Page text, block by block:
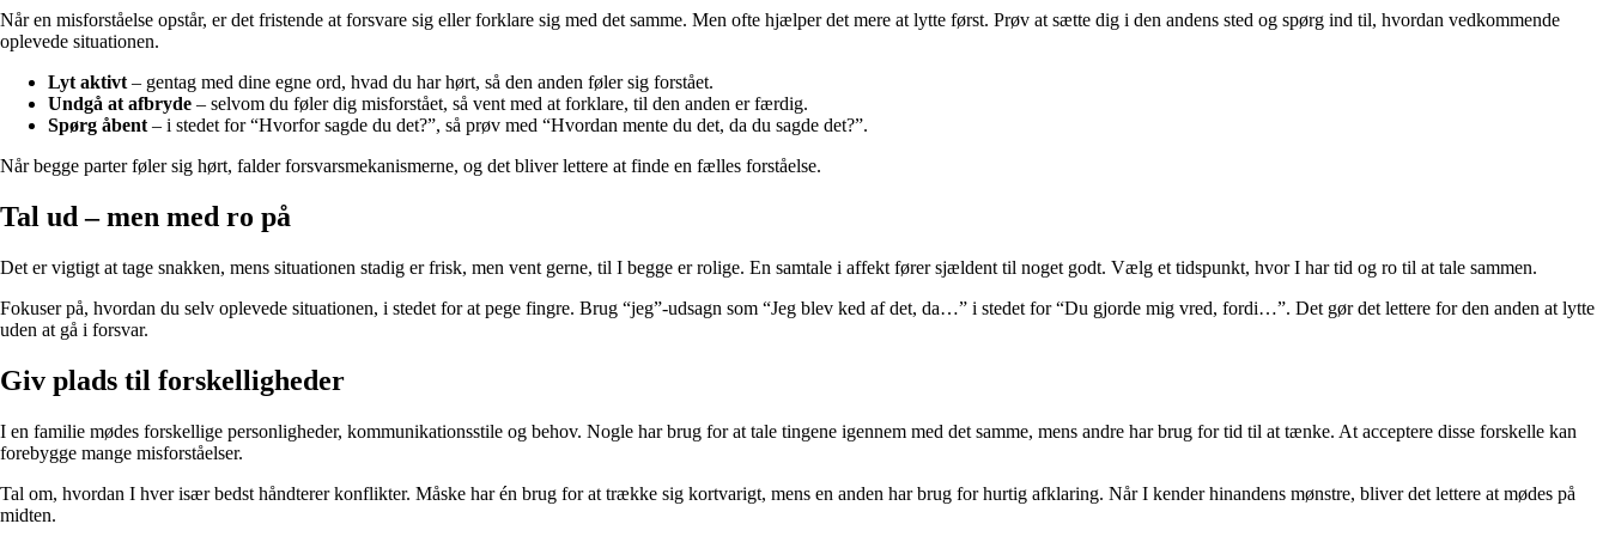
Når en misforståelse opstår, er det fristende at forsvare sig eller forklare sig med det samme. Men ofte hjælper det mere at lytte først. Prøv at sætte dig i den andens sted og spørg ind til, hvordan vedkommende
oplevede situationen.
Lyt aktivt– gentag med dine egne ord, hvad du har hørt, så den anden føler sig forstået.
Undgå at afbryde – selvom du føler dig misforstået, så vent med at forklare, til den anden er færdig.
Spørg åbent– i stedet for “Hvorfor sagde du det?”, så prøv med “Hvordan mente du det, da du sagde det?”.
Når begge parter føler sig hørt, falder forsvarsmekanismerne, og det bliver lettere at finde en fælles forståelse.
Tal ud – men med ro på
Det er vigtigt at tage snakken, mens situationen stadig er frisk, men vent gerne, til I begge er rolige. En samtale i affekt fører sjældent til noget godt. Vælg et tidspunkt, hvor I har tid og ro til at tale sammen.
Fokuser på, hvordan du selv oplevede situationen, i stedet for at pege fingre. Brug “jeg”-udsagn som “Jeg blev ked af det, da…” i stedet for “Du gjorde mig vred, fordi…”. Det gør det lettere for den anden at lytte
uden at gå i forsvar.
Giv plads til forskelligheder
I en familie mødes forskellige personligheder, kommunikationsstile og behov. Nogle har brug for at tale tingene igennem med det samme, mens andre har brug for tid til at tænke. At acceptere disse forskelle kan
forebygge mange misforståelser.
Tal om, hvordan I hver især bedst håndterer konflikter. Måske har én brug for at trække sig kortvarigt, mens en anden har brug for hurtig afklaring. Når I kender hinandens mønstre, bliver det lettere at mødes på
midten.